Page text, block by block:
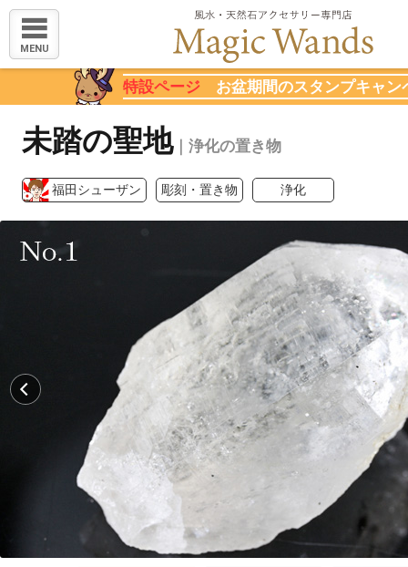
MENU
特設ページ お盆期間のスタンプキャン
未踏の聖地｜浄化の置き物
福田シューザン 彫刻・置き物 浄化